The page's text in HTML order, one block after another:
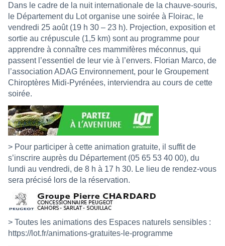
Dans le cadre de la nuit internationale de la chauve-souris,
le Département du Lot organise une soirée à Floirac, le
vendredi 25 août (19 h 30 – 23 h). Projection, exposition et
sortie au crépuscule (1,5 km) sont au programme pour
apprendre à connaître ces mammifères méconnus, qui
passent l’essentiel de leur vie à l’envers. Florian Marco, de
l’association ADAG Environnement, pour le Groupement
Chiroptères Midi-Pyrénées, interviendra au cours de cette
soirée.
> Pour participer à cette animation gratuite, il suffit de
s’inscrire auprès du Département (05 65 53 40 00), du
lundi au vendredi, de 8 h à 17 h 30. Le lieu de rendez-vous
sera précisé lors de la réservation.
> Toutes les animations des Espaces naturels sensibles :
https://lot.fr/animations-gratuites-le-programme